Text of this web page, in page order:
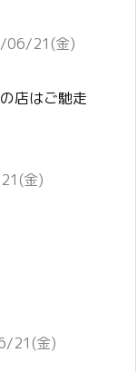
06/21(金)
店はご馳走
金)
21(金)